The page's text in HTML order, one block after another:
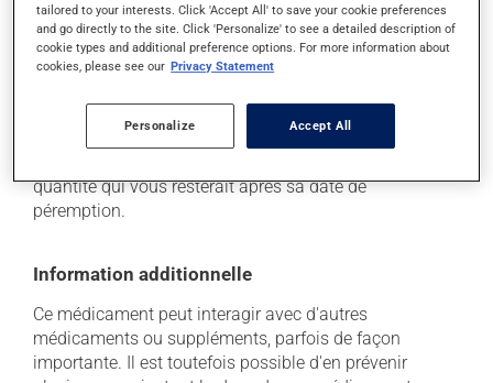
Conservation
Comme la plupart des médicaments, vous devriez
pas exposé à la chaleur, à l'humidité ou à la lumière du
quantité qui vous resterait après sa date de
péremption.
Information additionnelle
Ce médicament peut interagir avec d'autres
médicaments ou suppléments, parfois de façon
importante. Il est toutefois possible d'en prévenir
tailored to your interests. Click 'Accept All' to save your cookie preferences
and go directly to the site. Click 'Personalize' to see a detailed description of
cookie types and additional preference options. For more information about
cookies, please see our Privacy Statement
Personalize Accept All